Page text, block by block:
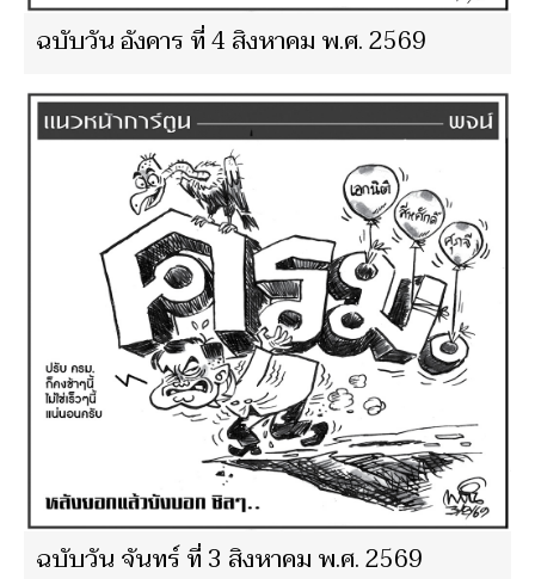
ฉบับวัน อังคาร ที่ 4 สิงหาคม พ.ศ. 2569
ฉบับวัน จันทร์ ที่ 3 สิงหาคม พ.ศ. 2569